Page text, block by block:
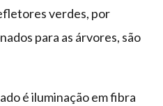
verdes, por
para as árvores, são
é iluminação em fibra